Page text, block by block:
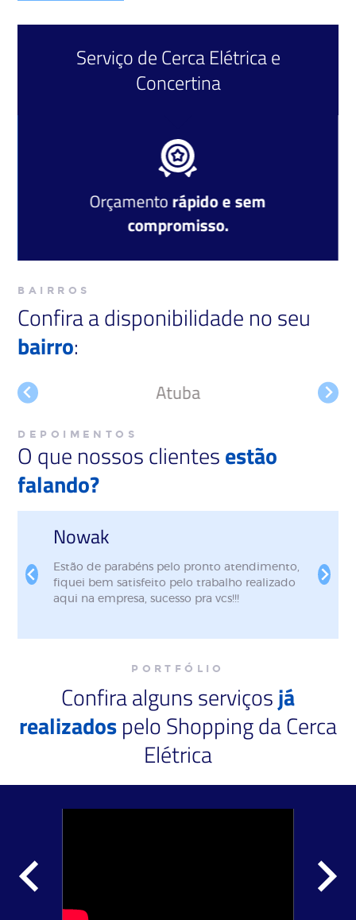
Serviço deCerca Elétricae
Concertina
Orçamentorápido e sem
compromisso.
BAIRROS
Confira a disponibilidade no seu
bairro:
Atuba
DEPOIMENTOS
O que nossos clientesestão
falando?
de cerca
foi muito
contato. A
Excelente atendimento!
recebida desde o primeiro
foi extremamente
dentro do prazo. É nítido o
olhos fechados e
que precisar. Parabéns
trabalho!
PORTFÓLIO
Confira alguns serviçosjá
realizadospelo Shopping da Cerca
Elétrica